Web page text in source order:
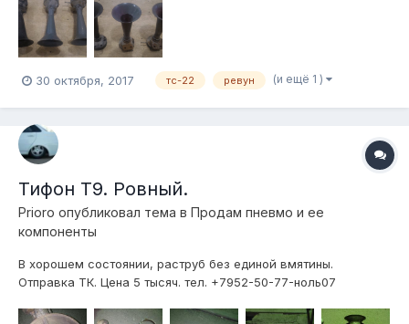
30 октября, 2017 тс-22 ревун (и ещё 1 )
Тифон Т9. Ровный.
Prioro опубликовал тема в Продам пневмо и ее
компоненты
В хорошем состоянии, раструб без единой вмятины.
Отправка ТК. Цена 5 тысяч. тел. +7952-50-77-ноль07